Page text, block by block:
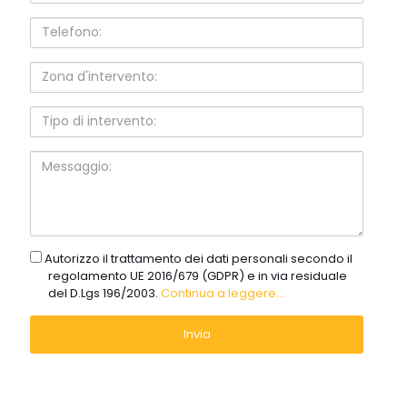
Telefono:
Zona
d'intervento:
Tipo
intervento:
Messaggio:
gdprAutorizzo il trattamento dei dati personali secondo il
regolamento UE 2016/679 (GDPR) e in via residuale
del D.Lgs 196/2003. Continua a leggere...